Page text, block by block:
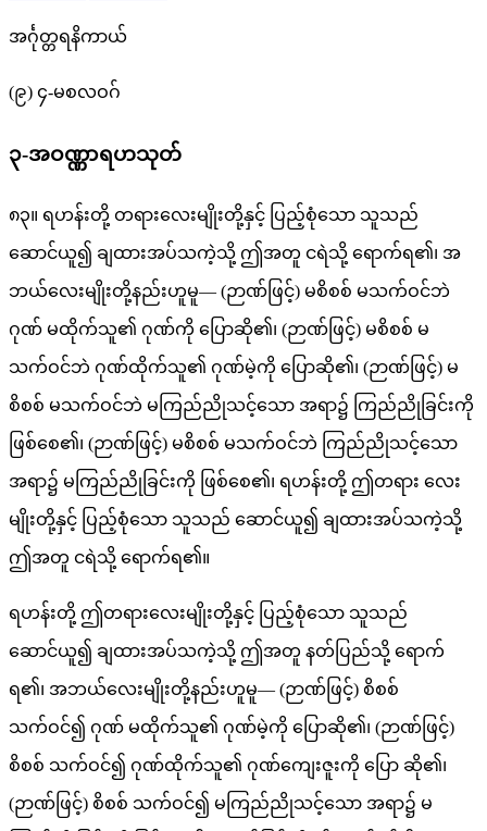
အင်္ဂုတ္တရနိကာယ်
(၉) ၄-မစလဝဂ်
၃-အဝဏ္ဏာရဟသုတ်
၈၃။ ရဟန်းတို့ တရားလေးမျိုးတို့နှင့် ပြည့်စုံသော သူသည်
ဆောင်ယူ၍ ချထားအပ်သကဲ့သို့ ဤအတူ ငရဲသို့ ရောက်ရ၏၊ အ
ဘယ်လေးမျိုးတို့နည်းဟူမူ— (ဉာဏ်ဖြင့်) မစိစစ် မသက်ဝင်ဘဲ
ဂုဏ် မထိုက်သူ၏ ဂုဏ်ကို ပြောဆို၏၊ (ဉာဏ်ဖြင့်) မစိစစ် မ
သက်ဝင်ဘဲ ဂုဏ်ထိုက်သူ၏ ဂုဏ်မဲ့ကို ပြောဆို၏၊ (ဉာဏ်ဖြင့်) မ
စိစစ် မသက်ဝင်ဘဲ မကြည်ညိုသင့်သော အရာ၌ ကြည်ညိုခြင်းကို
ဖြစ်စေ၏၊ (ဉာဏ်ဖြင့်) မစိစစ် မသက်ဝင်ဘဲ ကြည်ညိုသင့်သော
အရာ၌ မကြည်ညိုခြင်းကို ဖြစ်စေ၏၊ ရဟန်းတို့ ဤတရား လေး
မျိုးတို့နှင့် ပြည့်စုံသော သူသည် ဆောင်ယူ၍ ချထားအပ်သကဲ့သို့
ဤအတူ ငရဲသို့ ရောက်ရ၏။
ရဟန်းတို့ ဤတရားလေးမျိုးတို့နှင့် ပြည့်စုံသော သူသည်
ဆောင်ယူ၍ ချထားအပ်သကဲ့သို့ ဤအတူ နတ်ပြည်သို့ ရောက်
ရ၏၊ အဘယ်လေးမျိုးတို့နည်းဟူမူ— (ဉာဏ်ဖြင့်) စိစစ်
သက်ဝင်၍ ဂုဏ် မထိုက်သူ၏ ဂုဏ်မဲ့ကို ပြောဆို၏၊ (ဉာဏ်ဖြင့်)
စိစစ် သက်ဝင်၍ ဂုဏ်ထိုက်သူ၏ ဂုဏ်ကျေးဇူးကို ပြော ဆို၏၊
(ဉာဏ်ဖြင့်) စိစစ် သက်ဝင်၍ မကြည်ညိုသင့်သော အရာ၌ မ